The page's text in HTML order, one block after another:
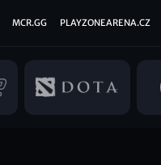
MCR.GG PLAYZONEARENA.CZ